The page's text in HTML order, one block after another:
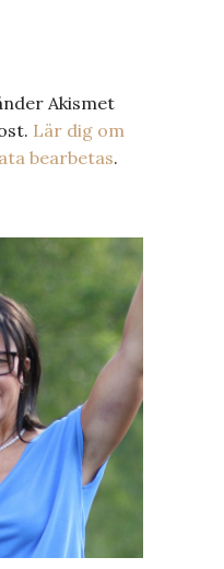
Akismet
Lär dig om
bearbetas.